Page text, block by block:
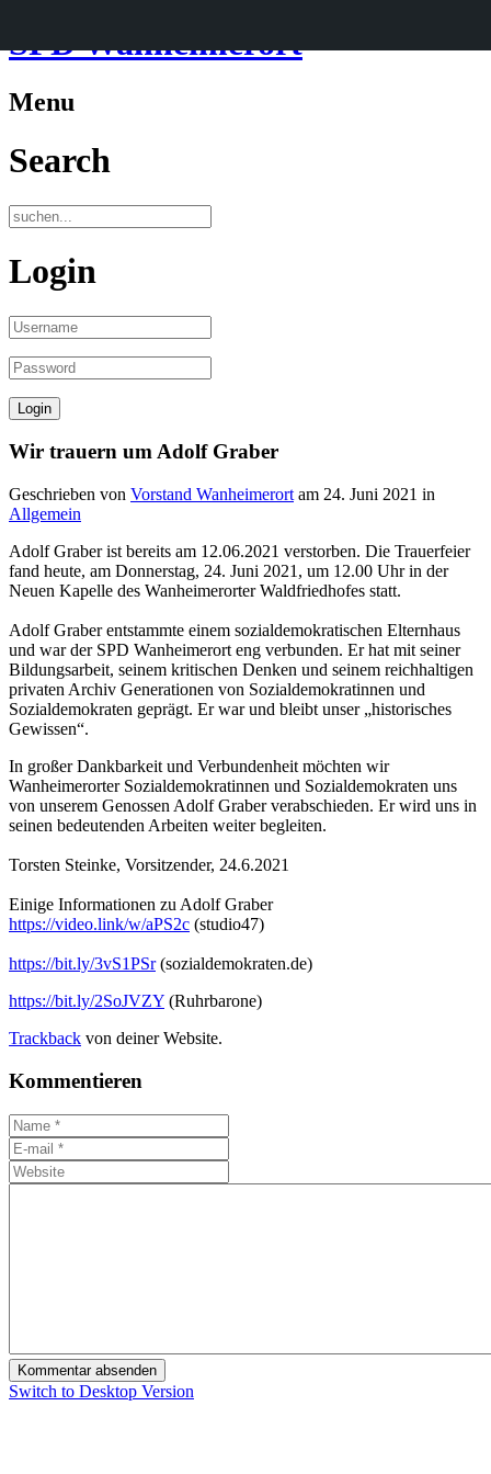
SPD Wanheimerort
Menu
Search
Login
Wir trauern um Adolf Graber
Geschrieben von Vorstand Wanheimerort am 24. Juni 2021 in
Allgemein
Adolf Graber ist bereits am 12.06.2021 verstorben. Die Trauerfeier
fand heute, am Donnerstag, 24. Juni 2021, um 12.00 Uhr in der
Neuen Kapelle des Wanheimerorter Waldfriedhofes statt.
Adolf Graber entstammte einem sozialdemokratischen Elternhaus
und war der SPD Wanheimerort eng verbunden. Er hat mit seiner
Bildungsarbeit, seinem kritischen Denken und seinem reichhaltigen
privaten Archiv Generationen von Sozialdemokratinnen und
Sozialdemokraten geprägt. Er war und bleibt unser „historisches
Gewissen“.
In großer Dankbarkeit und Verbundenheit möchten wir
Wanheimerorter Sozialdemokratinnen und Sozialdemokraten uns
von unserem Genossen Adolf Graber verabschieden. Er wird uns in
seinen bedeutenden Arbeiten weiter begleiten.
Torsten Steinke, Vorsitzender, 24.6.2021
Einige Informationen zu Adolf Graber
https://video.link/w/aPS2c (studio47)
https://bit.ly/3vS1PSr(sozialdemokraten.de)
https://bit.ly/2SoJVZY (Ruhrbarone)
Trackback von deiner Website.
Kommentieren
Switch to Desktop Version